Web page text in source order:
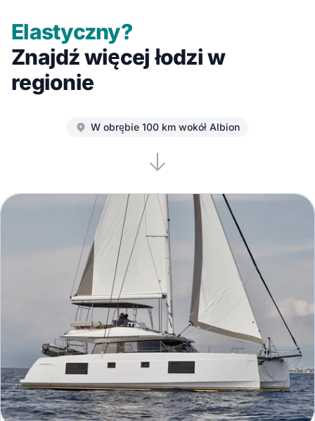
Elastyczny?
Znajdź więcej łodzi w
regionie
W obrębie 100 km wokół Albion